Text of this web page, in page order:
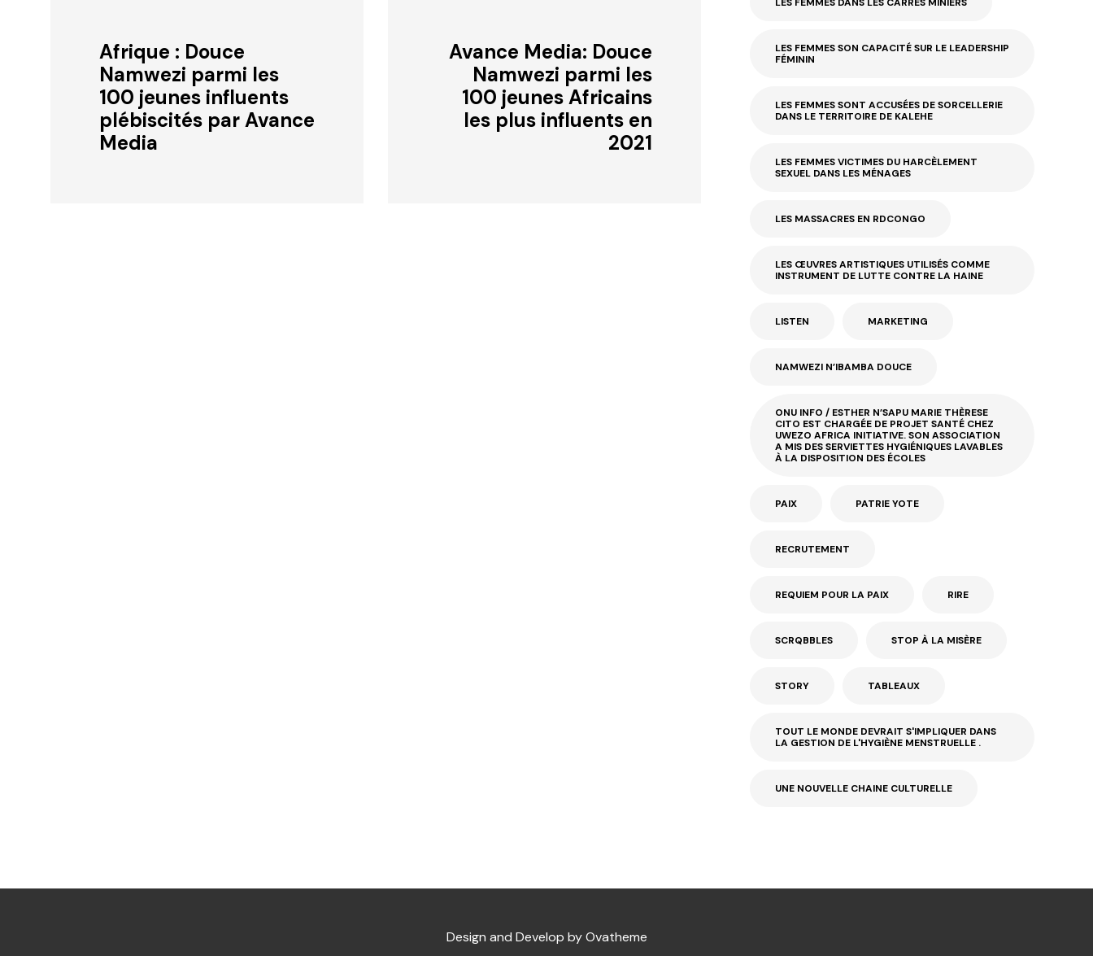
Afrique : Douce
Namwezi parmi les
100 jeunes influents
plébiscités par Avance
Media
Avance Media: Douce
Namwezi parmi les
100 jeunes Africains
les plus influents en
2021
LES FEMMES SON CAPACITÉ SUR LE LEADERSHIP
FÉMININ
LES FEMMES SONT ACCUSÉES DE SORCELLERIE
DANS LE TERRITOIRE DE KALEHE
LES FEMMES VICTIMES DU HARCÈLEMENT
SEXUEL DANS LES MÉNAGES
LES MASSACRES EN RDCONGO
LES ŒUVRES ARTISTIQUES UTILISÉS COMME
INSTRUMENT DE LUTTE CONTRE LA HAINE
LISTEN MARKETING
NAMWEZI N’IBAMBA DOUCE
ONU INFO / ESTHER N’SAPU MARIE THÈRESE
CITO EST CHARGÉE DE PROJET SANTÉ CHEZ
UWEZO AFRICA INITIATIVE. SON ASSOCIATION
A MIS DES SERVIETTES HYGIÉNIQUES LAVABLES
À LA DISPOSITION DES ÉCOLES
PAIX PATRIE YOTE
RECRUTEMENT
REQUIEM POUR LA PAIX RIRE
SCRQBBLES STOP À LA MISÈRE
STORY TABLEAUX
TOUT LE MONDE DEVRAIT S'IMPLIQUER DANS
LA GESTION DE L'HYGIÈNE MENSTRUELLE .
UNE NOUVELLE CHAINE CULTURELLE
Design and Develop by Ovatheme